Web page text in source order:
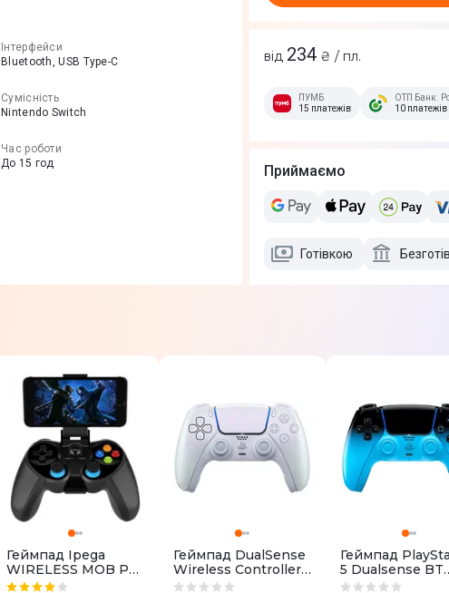
Інтерфейси
Bluetooth, USB Type-C
Сумісність
Nintendo Switch
Час роботи
До 15 год
від 234 ₴ / пл.
ПУМБ
15 платежів
ОТП Банк.
10 платежів
Приймаємо
Готівкою
Геймпад Ipega
WIRELESS MOB PG-
9157 (Black)
Геймпад DualSense
Wireless Controller
для Sony PS5
Геймпад
5 Dualsense BT
Rhythm Blue